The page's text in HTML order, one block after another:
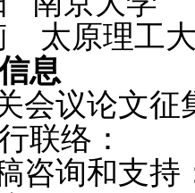
原理工
息
论文征集
联络：
和支持